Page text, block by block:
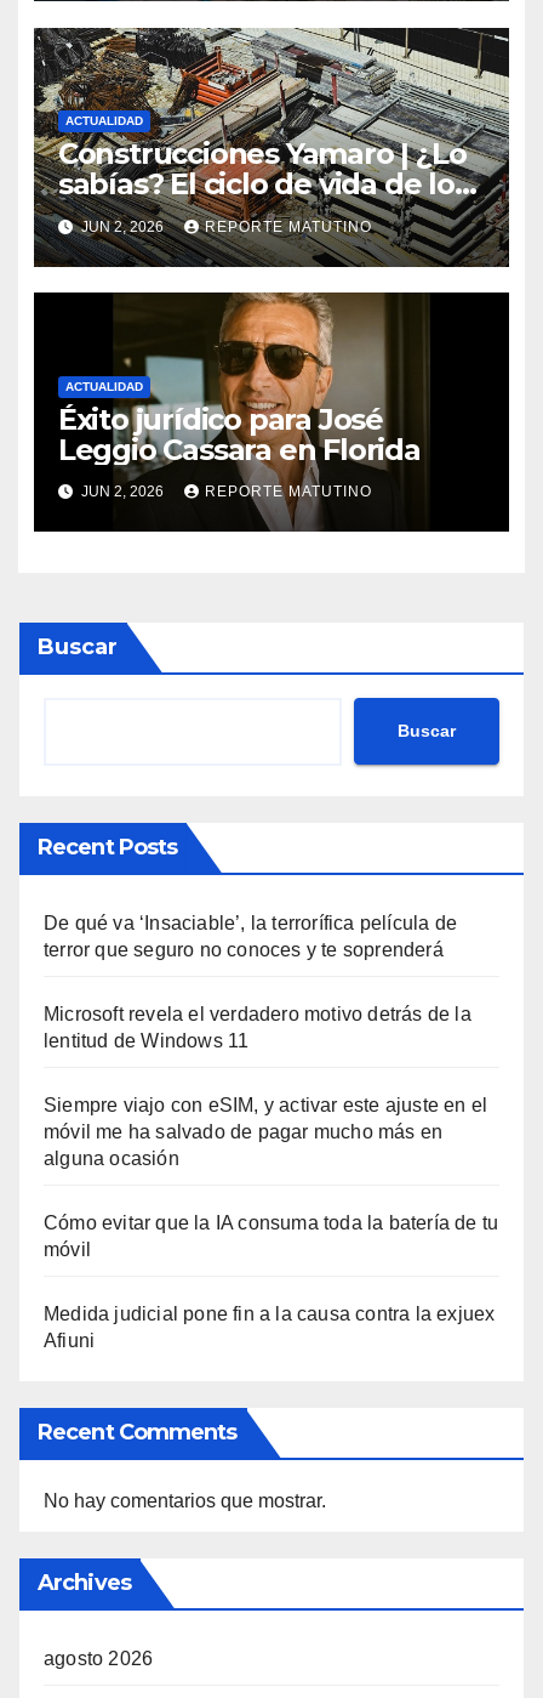
ACTUALIDAD
Construcciones Yamaro | ¿Lo
sabías? El ciclo de vida de los
materiales de construcción
revoluciona eficiencia en
proyectos modernos
JUN 2, 2026 REPORTE MATUTINO
ACTUALIDAD
Éxito jurídico para José
Leggio Cassara en Florida
JUN 2, 2026 REPORTE MATUTINO
Buscar
Buscar
Recent Posts
De qué va ‘Insaciable’, la terrorífica película de
terror que seguro no conoces y te soprenderá
Microsoft revela el verdadero motivo detrás de la
lentitud de Windows 11
Siempre viajo con eSIM, y activar este ajuste en el
móvil me ha salvado de pagar mucho más en
alguna ocasión
Cómo evitar que la IA consuma toda la batería de tu
móvil
Medida judicial pone fin a la causa contra la exjuex
Afiuni
Recent Comments
No hay comentarios que mostrar.
Archives
agosto 2026